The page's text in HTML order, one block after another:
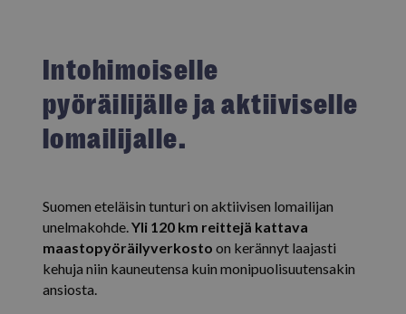
Intohimoiselle
pyöräilijälle ja aktiiviselle
lomailijalle.
Suomen eteläisin tunturi on aktiivisen lomailijan
unelmakohde.Yli 120 km reittejä kattava
maastopyöräilyverkosto on kerännyt laajasti
kehuja niin kauneutensa kuin monipuolisuutensakin
ansiosta.